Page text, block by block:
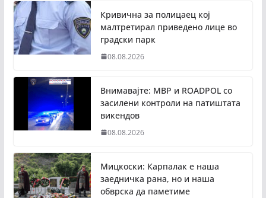
Кривична за полицаец кој
малтретирал приведено лице во
градски парк
08.08.2026
Внимавајте: МВР и ROADPOL со
засилени контроли на патиштата
викендов
08.08.2026
Мицкоски: Карпалак е наша
заедничка рана, но и наша
обврска да паметиме